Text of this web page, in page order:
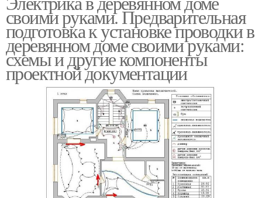
своими руками. Предварительная
подготовка к установке проводки в
деревянном доме своими руками:
схемы и другие компоненты
проектной документации